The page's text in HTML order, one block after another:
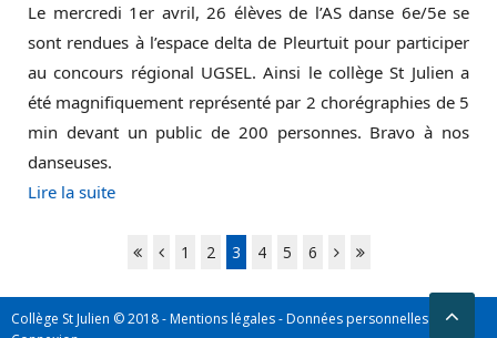
Le mercredi 1er avril, 26 élèves de l’AS danse 6e/5e se
sont rendues à l’espace delta de Pleurtuit pour participer
au concours régional UGSEL. Ainsi le collège St Julien a
été magnifiquement représenté par 2 chorégraphies de 5
min devant un public de 200 personnes. Bravo à nos
danseuses.
Lire la suite
1 2 3 4 5 6
Collège St Julien © 2018 -Mentions légales-Données personnelles